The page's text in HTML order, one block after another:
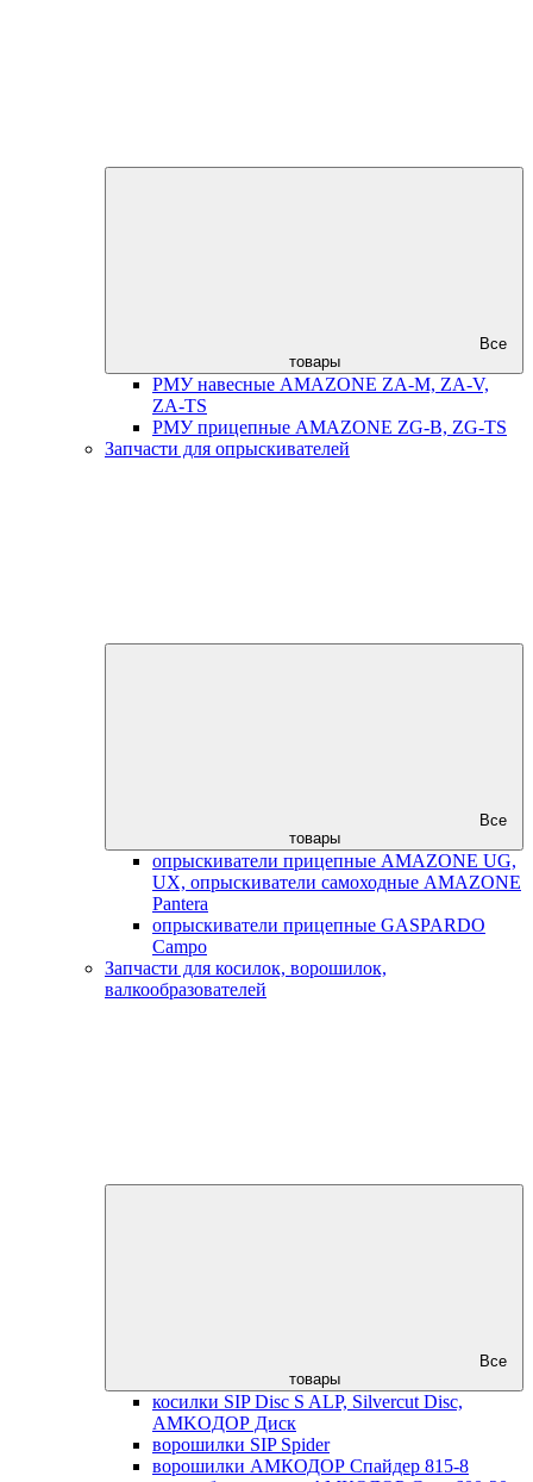
Все
товары
РМУ навесные AMAZONE ZA-M, ZA-V,
ZA-TS
РМУ прицепные AMAZONE ZG-B, ZG-TS
Запчасти для опрыскивателей
Все
товары
опрыскиватели прицепные AMAZONE UG,
UX, опрыскиватели самоходные AMAZONE
Pantera
опрыскиватели прицепные GASPARDO
Campo
Запчасти для косилок, ворошилок,
валкообразователей
Все
товары
косилки SIP Disc S ALP, Silvercut Disc,
AMKOДОР Диск
ворошилки SIP Spider
ворошилки АМКОДОР Спайдер 815-8